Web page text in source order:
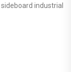
industrial